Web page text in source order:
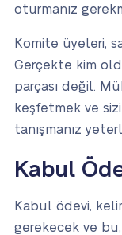
oturmanız
Komite üyeleri,
Gerçekte kim
parçası değil.
keşfetmek ve
tanışmanız
Kabul
Kabul ödevi,
gerekecek ve bu,